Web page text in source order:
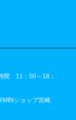
間 11：00～18：
ショップ宮崎